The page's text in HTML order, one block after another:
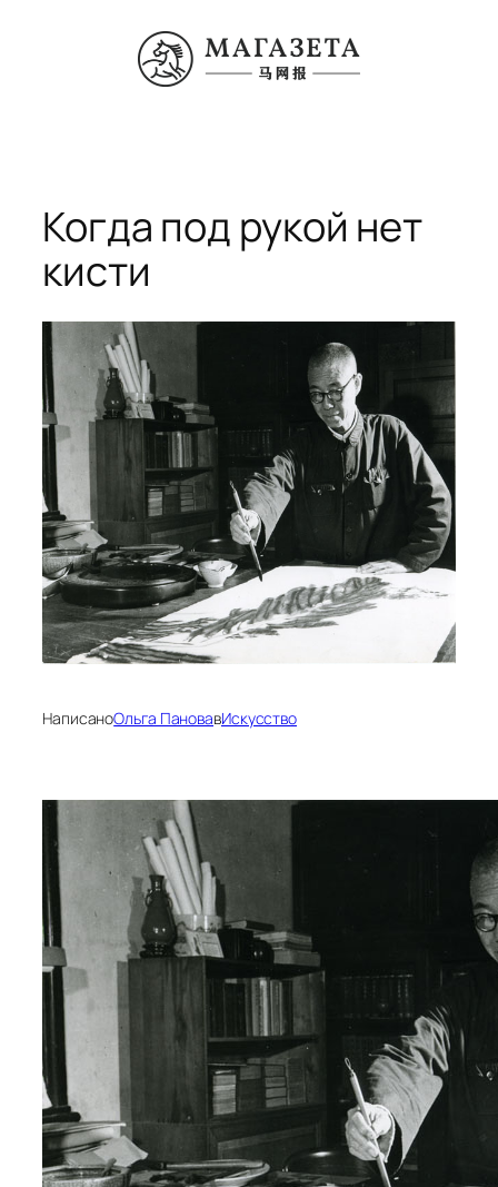
содержимому
Когда под рукой нет
кисти
НаписаноОльга ПановавИскусство